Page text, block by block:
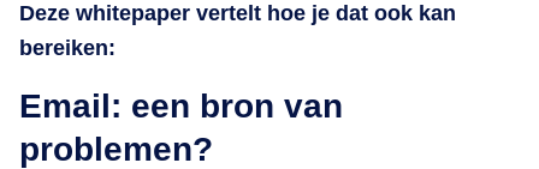
Deze whitepaper vertelt hoe je dat ook kan
bereiken:
Email: een bron van
problemen?